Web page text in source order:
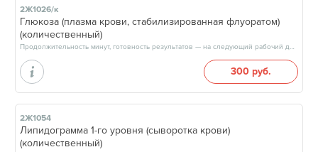
2Ж1026/к
Глюкоза (плазма крови, стабилизированная флуоратом)
(количественный)
Продолжительность минут, готовность результатов — на следующий рабочий день, после 15:00
300 руб.
2Ж1054
Липидограмма 1-го уровня (сыворотка крови)
(количественный)